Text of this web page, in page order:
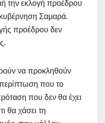
την εκλογή προέδρου
κυβέρνηση Σαμαρά.
προέδρου δεν
να προκληθούν
περίπτωση που το
που δεν θα έχει
θα χάσει τη